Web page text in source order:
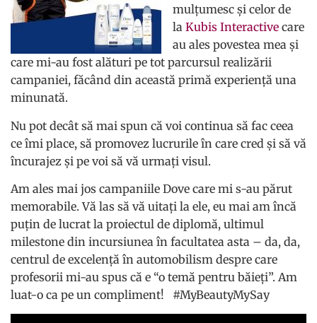
mulțumesc și celor de
la Kubis Interactive care
au ales povestea mea și
care mi-au fost alături pe tot parcursul realizării
campaniei, făcând din această primă experiență una
minunată.
Nu pot decât să mai spun că voi continua să fac ceea
ce îmi place, să promovez lucrurile în care cred și să vă
încurajez și pe voi să vă urmați visul.
Am ales mai jos campaniile Dove care mi s-au părut
memorabile. Vă las să vă uitați la ele, eu mai am încă
puțin de lucrat la proiectul de diplomă, ultimul
milestone din incursiunea în facultatea asta – da, da,
centrul de excelență în automobilism despre care
profesorii mi-au spus că e “o temă pentru băieți”. Am
luat-o ca pe un compliment! #MyBeautyMySay